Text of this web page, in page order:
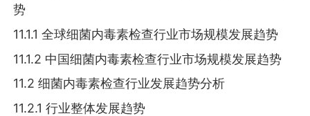
势
11.1.1 全球细菌内毒素检查行业市场规模发展趋势
11.1.2 中国细菌内毒素检查行业市场规模发展趋势
11.2 细菌内毒素检查行业发展趋势分析
11.2.1 行业整体发展趋势